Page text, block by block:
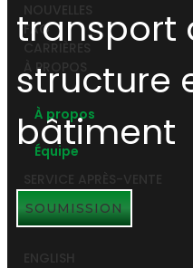
NOUVELLES
FAQ
CARRIÈRES
À PROPOS
À propos
Équipe
SERVICE APRÈS-VENTE
SOUMISSION
ENGLISH